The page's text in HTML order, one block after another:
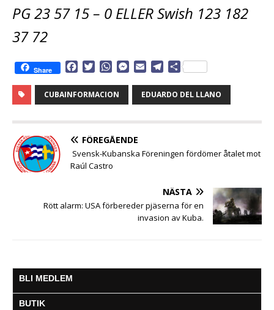
PG 23 57 15 – 0 ELLER Swish 123 182
37 72
Share
c
e
o
k
i
t
r
W
a
t
p
p
M
s
g
e
a
i
l
e
m
D
l
a
CUBAINFORMACION EDUARDO DEL LLANO
FÖREGÅENDE
Svensk-Kubanska Föreningen fördömer åtalet mot
Raúl Castro
NÄSTA
Rött alarm: USA förbereder pjäserna för en
invasion av Kuba.
BLI MEDLEM
BUTIK